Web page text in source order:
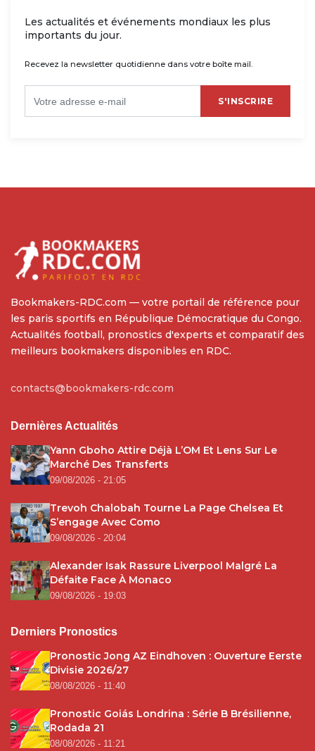
Les actualités et événements mondiaux les plus
importants du jour.
Recevez la newsletter quotidienne dans votre boîte mail.
S'INSCRIRE
Bookmakers-RDC.com — votre portail de référence pour
les paris sportifs en République Démocratique du Congo.
Actualités football, pronostics d'experts et comparatif des
meilleurs bookmakers disponibles en RDC.
contacts@bookmakers-rdc.com
Dernières Actualités
Yann Gboho Attire Déjà L’OM Et Lens Sur Le
Marché Des Transferts
09/08/2026 - 21:05
Trevoh Chalobah Tourne La Page Chelsea Et
S’engage Avec Como
09/08/2026 - 20:04
Alexander Isak Rassure Liverpool Malgré La
Défaite Face À Monaco
09/08/2026 - 19:03
Derniers Pronostics
Pronostic Jong AZ Eindhoven : Ouverture Eerste
Divisie 2026/27
08/08/2026 - 11:40
Pronostic Goiás Londrina : Série B Brésilienne,
Rodada 21
08/08/2026 - 11:21